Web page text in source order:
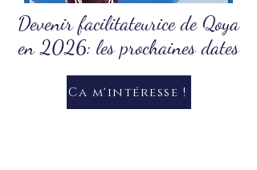
​Devenir facilitateurice de Qoya
en 2026: les prochaines dates
Ca m'intéresse !